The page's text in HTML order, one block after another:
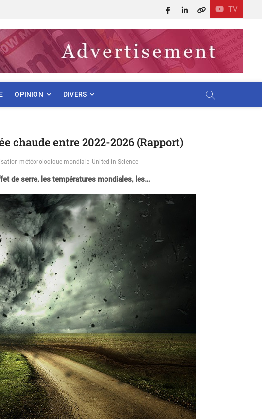
TV
Facebook
LinkedIn
X
OPINION DIVERS
chaude entre 2022-2026 (Rapport)
météorologique mondiale United in Science
de serre, les températures mondiales, les…